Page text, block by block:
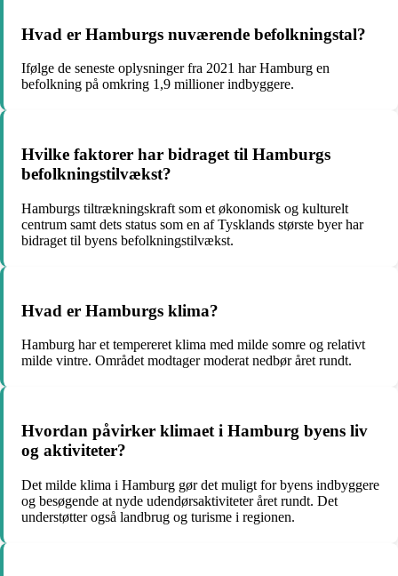
Hvad er Hamburgs nuværende befolkningstal?
Ifølge de seneste oplysninger fra 2021 har Hamburg en
befolkning på omkring 1,9 millioner indbyggere.
Hvilke faktorer har bidraget til Hamburgs
befolkningstilvækst?
Hamburgs tiltrækningskraft som et økonomisk og kulturelt
centrum samt dets status som en af Tysklands største byer har
bidraget til byens befolkningstilvækst.
Hvad er Hamburgs klima?
Hamburg har et tempereret klima med milde somre og relativt
milde vintre. Området modtager moderat nedbør året rundt.
Hvordan påvirker klimaet i Hamburg byens liv
og aktiviteter?
Det milde klima i Hamburg gør det muligt for byens indbyggere
og besøgende at nyde udendørsaktiviteter året rundt. Det
understøtter også landbrug og turisme i regionen.